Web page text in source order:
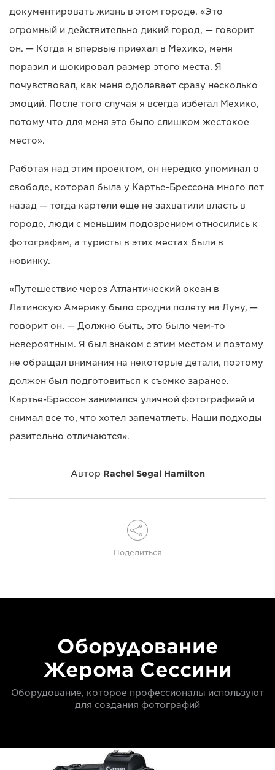
документировать жизнь в этом городе. «Это
огромный и действительно дикий город, — говорит
он. — Когда я впервые приехал в Мехико, меня
поразил и шокировал размер этого места. Я
почувствовал, как меня одолевает сразу несколько
эмоций. После того случая я всегда избегал Мехико,
потому что для меня это было слишком жестокое
место».
Работая над этим проектом, он нередко упоминал о
свободе, которая была у Картье-Брессона много лет
назад — тогда картели еще не захватили власть в
городе, люди с меньшим подозрением относились к
фотографам, а туристы в этих местах были в
новинку.
«Путешествие через Атлантический океан в
Латинскую Америку было сродни полету на Луну, —
говорит он. — Должно быть, это было чем-то
невероятным. Я был знаком с этим местом и поэтому
не обращал внимания на некоторые детали, поэтому
должен был подготовиться к съемке заранее.
Картье-Брессон занимался уличной фотографией и
снимал все то, что хотел запечатлеть. Наши подходы
разительно отличаются».
Автор Rachel Segal Hamilton
Поделиться
Оборудование
Жерома Сессини
Оборудование, которое профессионалы используют
для создания фотографий